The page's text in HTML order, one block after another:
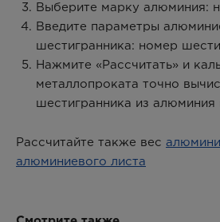
Выберите марку алюминия:
Введите параметры
шестигранника: номер
Нажмите «Рассчитать» и
металлопроката точно
шестигранника из алюминия
Рассчитайте также вес
алюминиевого листа